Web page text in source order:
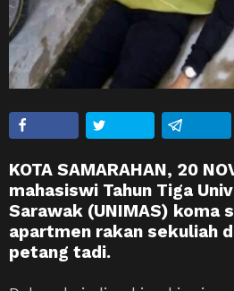
KOTA SAMARAHAN, 20
mahasiswi Tahun Tiga
Sarawak (UNIMAS) koma
apartmen rakan sekuliah
petang tadi.